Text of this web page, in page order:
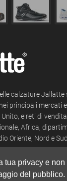
tua privacy e non
del pubblico.
calzature Jallatte
principali mercati
e reti di
Africa,
Oriente, Nord e